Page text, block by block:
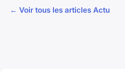
← Voir tous les articles Actu